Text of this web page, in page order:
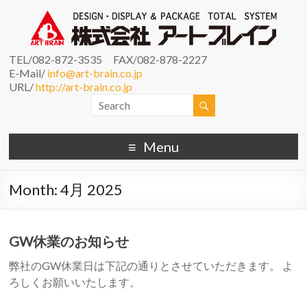
TEL/082-872-3535 FAX/082-878-2227
E-Mail/ info@art-brain.co.jp
URL/http://art-brain.co.jp
Menu
Month:4月 2025
GW休業のお知らせ
弊社のGW休業日は下記の通りとさせていただきます。 よ
ろしくお願いいたします。